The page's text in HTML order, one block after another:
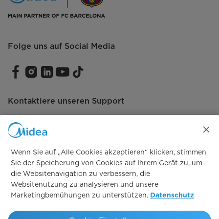
Sicherheit & Reinigung
Temperatur-Warnung
Verbrauch & Umwelt
Energieverbauch pro 24 Stunden
0.485
Energieverbrauch pro Jahr [kWh]
Schallleistungspegel [dB(A)]
Folge uns auf Social Media
Kontaktiere unseren Support
Vertrag widerrufen
Vertrag widerrufen
Wenn Sie auf „Alle Cookies akzeptieren“ klicken, stimmen
Sie der Speicherung von Cookies auf Ihrem Gerät zu, um
die Websitenavigation zu verbessern, die
Websitenutzung zu analysieren und unsere
Marketingbemühungen zu unterstützen. Datenschutz